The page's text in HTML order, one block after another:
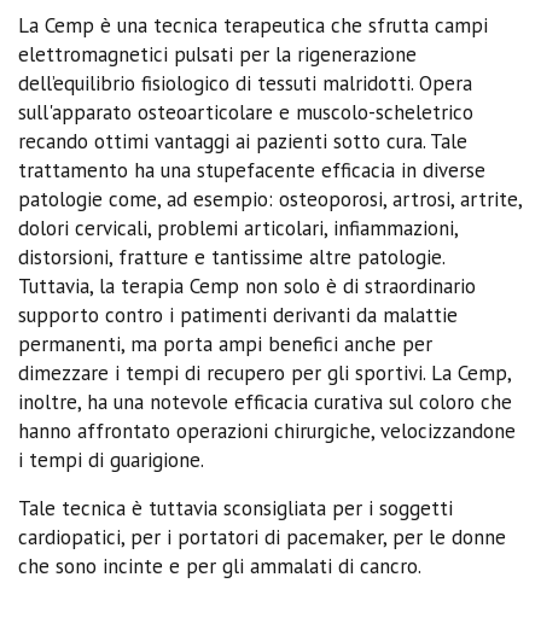
La Cemp è una tecnica terapeutica che sfrutta campi
elettromagnetici pulsati per la rigenerazione
dell’equilibrio fisiologico di tessuti malridotti. Opera
sull'apparato osteoarticolare e muscolo-scheletrico
recando ottimi vantaggi ai pazienti sotto cura. Tale
trattamento ha una stupefacente efficacia in diverse
patologie come, ad esempio: osteoporosi, artrosi, artrite,
dolori cervicali, problemi articolari, infiammazioni,
distorsioni, fratture e tantissime altre patologie.
Tuttavia, la terapia Cemp non solo è di straordinario
supporto contro i patimenti derivanti da malattie
permanenti, ma porta ampi benefici anche per
dimezzare i tempi di recupero per gli sportivi. La Cemp,
inoltre, ha una notevole efficacia curativa sul coloro che
hanno affrontato operazioni chirurgiche, velocizzandone
i tempi di guarigione.
Tale tecnica è tuttavia sconsigliata per i soggetti
cardiopatici, per i portatori di pacemaker, per le donne
che sono incinte e per gli ammalati di cancro.